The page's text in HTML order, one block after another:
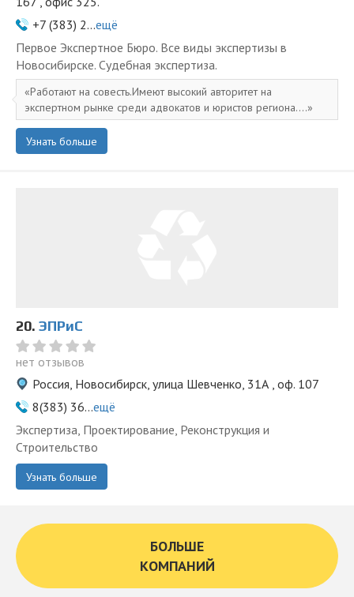
+7 (383) 2...ещё
Первое Экспертное Бюро. Все виды экспертизы в
Новосибирске. Судебная экспертиза.
Работают на совесть.Имеют высокий авторитет на
экспертном рынке среди адвокатов и юристов региона....
Узнать больше
20. ЭПРиС
нет отзывов
Россия, Новосибирск, улица Шевченко, 31А , оф. 107
8(383) 36...ещё
Экспертиза, Проектирование, Реконструкция и
Строительство
Узнать больше
БОЛЬШЕ
КОМПАНИЙ